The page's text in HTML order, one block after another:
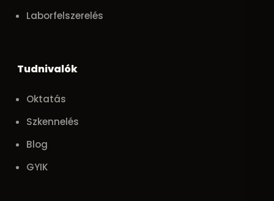
Laborfelszerelés
Tudnivalók
Oktatás
Szkennelés
Blog
GYIK